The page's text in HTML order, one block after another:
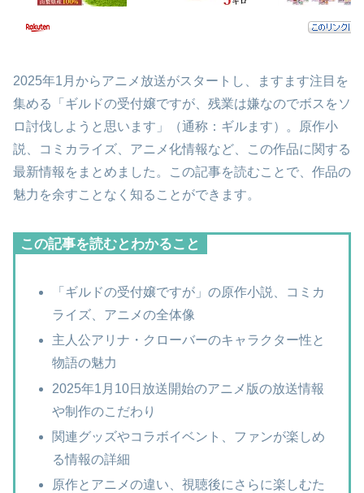
2025年1月からアニメ放送がスタートし、ますます注目を
集める「ギルドの受付嬢ですが、残業は嫌なのでボスをソ
ロ討伐しようと思います」（通称：ギルます）。原作小
説、コミカライズ、アニメ化情報など、この作品に関する
最新情報をまとめました。この記事を読むことで、作品の
魅力を余すことなく知ることができます。
この記事を読むとわかること
「ギルドの受付嬢ですが」の原作小説、コミカ
ライズ、アニメの全体像
主人公アリナ・クローバーのキャラクター性と
物語の魅力
2025年1月10日放送開始のアニメ版の放送情報
や制作のこだわり
関連グッズやコラボイベント、ファンが楽しめ
る情報の詳細
原作とアニメの違い、視聴後にさらに楽しむた